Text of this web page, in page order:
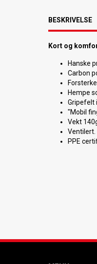
BESKRIVELSE
Kort og
Hanske
Carbon
Hempe
Gripefelt
"Mobil
Vekt
Ventilert.
PPE